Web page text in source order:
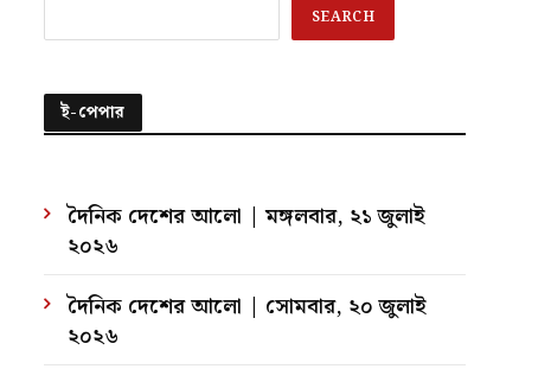
SEARCH
ই-পেপার
দৈনিক দেশের আলো | মঙ্গলবার, ২১ জুলাই
২০২৬
দৈনিক দেশের আলো | সোমবার, ২০ জুলাই
২০২৬